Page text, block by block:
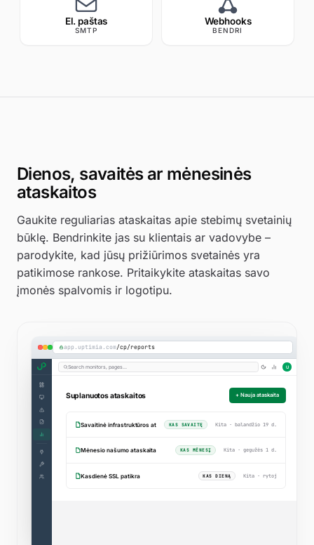
El. paštas
SMTP
Webhooks
BENDRI
Dienos, savaitės ar mėnesinės
ataskaitos
Gaukite reguliarias ataskaitas apie stebimų svetainių
būklę. Bendrinkite jas su klientais ar vadovybe –
parodykite, kad jūsų prižiūrimos svetainės yra
patikimose rankose. Pritaikykite ataskaitas savo
įmonės spalvomis ir logotipu.